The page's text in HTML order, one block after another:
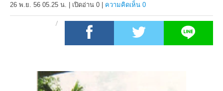
26 พ.ย. 56 05.25 น. เปิดอ่าน 0 ความคิดเห็น 0